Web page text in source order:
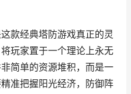
款经典塔防游戏真正的灵
玩家置于一个理论上永无
简单的资源堆积，而是一
准把握阳光经济，防御阵